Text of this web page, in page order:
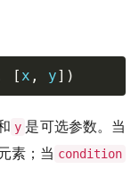
[ x , y] )
y 是可选参数。当
素；当 condition